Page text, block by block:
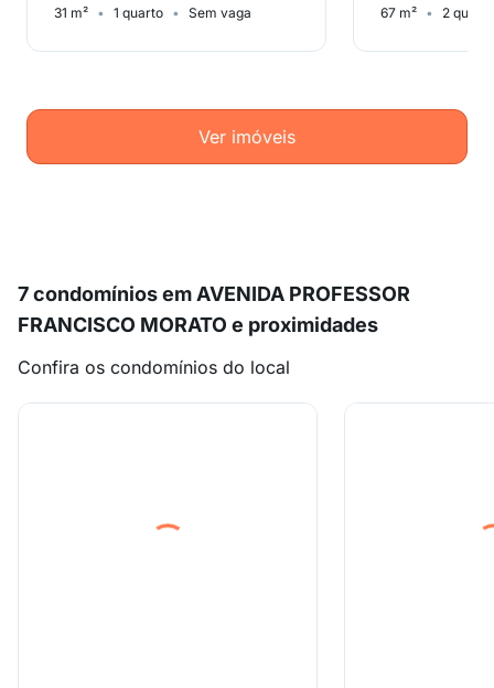
31 m²
1 quarto Sem vaga
67 m²
2
Ver imóveis
7 condomínios em AVENIDA PROFESSOR
FRANCISCO MORATO e proximidades
Confira os condomínios do local